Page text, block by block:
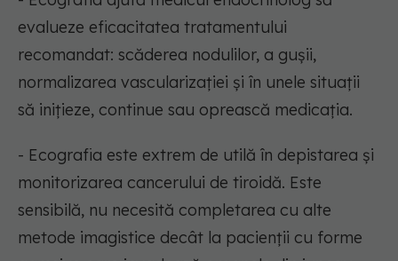
evalueze eficacitatea tratamentului
recomandat: scăderea nodulilor, a gușii,
normalizarea vascularizației și în unele situații
să inițieze, continue sau oprească medicația.
- Ecografia este extrem de utilă în depistarea și
monitorizarea cancerului de tiroidă. Este
sensibilă, nu necesită completarea cu alte
metode imagistice decât la pacienții cu forme